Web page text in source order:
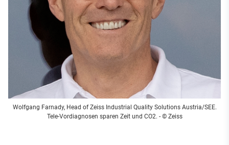
Wolfgang Farnady, Head of Zeiss Industrial Quality Solutions Austria/SEE.
Tele-Vordiagnosen sparen Zeit und CO2. - © Zeiss